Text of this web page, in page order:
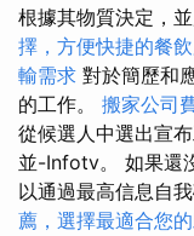
根據其物質決定，
擇，方便快捷的餐
輸需求 對於簡歷和
的工作。 搬家公司
從候選人中選出宣
並-Infotv。 如果還
以通過最高信息自
薦，選擇最適合您